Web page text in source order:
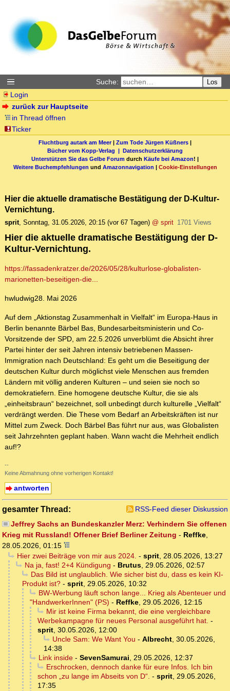
Suche: Los
Login
zurück zur Hauptseite
in Thread öffnen
Ticker
Fluchtburg autark am Meer| Zum Tode Jürgen Küßners |
Bücher vom Kopp-Verlag | Datenschutzerklärung
Unterstützen Sie das Gelbe Forum durch Käufe bei Amazon! |
Weitere Buchempfehlungen und Amazonnavigation | Cookie-Einstellungen
Hier die aktuelle dramatische Bestätigung der D-Kultur-
Vernichtung.
sprit, Sonntag, 31.05.2026, 20:15 (vor 67 Tagen) @ sprit 1701 Views
Hier die aktuelle dramatische Bestätigung der D-
Kultur-Vernichtung.
https://fassadenkratzer.de/2026/05/28/kulturlose-globalisten-
marionetten-beseitigen-die...
hwludwig28. Mai 2026
Auf dem „Aktionstag Zusammenhalt in Vielfalt“ im Europa-Haus in
Berlin benannte Bärbel Bas, Bundesarbeitsministerin und Co-
Vorsitzende der SPD, am 22.5.2026 unverblümt die Absicht ihrer
Partei hinter der seit Jahren intensiv betriebenen Massen-
Immigration nach Deutschland: Es geht um die Beseitigung der
deutschen Kultur durch möglichst viele Menschen aus fremden
Ländern mit völlig anderen Kulturen – und seien sie noch so
demokratiefern. Eine homogene deutsche Kultur, die sie als
„einheitsbraun“ bezeichnet, soll unbedingt durch kulturelle „Vielfalt“
verdrängt werden. Die These vom Bedarf an Arbeitskräften ist nur
Mittel zum Zweck. Doch Bärbel Bas führt nur aus, was Globalisten
seit Jahrzehnten geplant haben. Wann wacht die Mehrheit endlich
auf!?
--
Keine Abmahnung ohne vorherigen Kontakt!
antworten
gesamter Thread:
RSS-Feed dieser Diskussion
Jeffrey Sachs an Bundeskanzler Merz: Verhindern Sie offenen
Krieg mit Russland! Offener Brief Berliner Zeitung - Reffke,
28.05.2026, 01:15
Hier zwei Beiträge von mir aus 2024. - sprit, 28.05.2026, 13:27
Na ja, fast! 2+4 Kündigung - Brutus, 29.05.2026, 02:57
Das Bild ist unglaublich. Wie sicher bist du, dass es kein KI-
Produkt ist? - sprit, 29.05.2026, 10:32
BW-Werbung läuft schon lange... Krieg als Abenteuer und
"HandwerkerInnen" (PS) - Reffke, 29.05.2026, 12:15
Mir ist keine Firma bekannt, die eine vergleichbare
Werbekampagne für neues Personal ausgeführt hat. -
sprit, 30.05.2026, 12:00
Uncle Sam: We Want You - Albrecht, 30.05.2026,
14:38
Link inside- SevenSamurai, 29.05.2026, 12:37
Erschrocken, dennoch danke für eure Infos. Ich bin
schon „zu lange im Abseits von D“. - sprit, 29.05.2026,
17:35